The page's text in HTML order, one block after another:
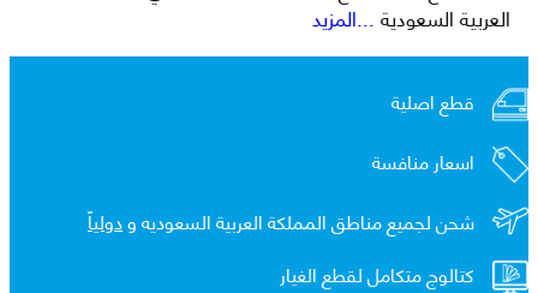
العربية السعودية...المزيد
قطع اصلية
اسعار منافسة
شحن لجميع مناطق المملكة العربية السعوديه ودولياً
كتالوج متكامل لقطع الغيار